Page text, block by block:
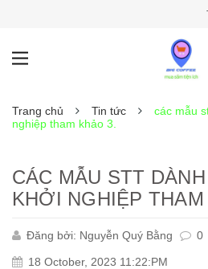
Trang chủ Tin tức
các mẫu
nghiệp tham khảo 3.
CÁC MẪU STT
KHỞI NGHIỆP
Đăng bởi: Nguyễn Quý Bằng 0
18 October, 2023 11:22:PM